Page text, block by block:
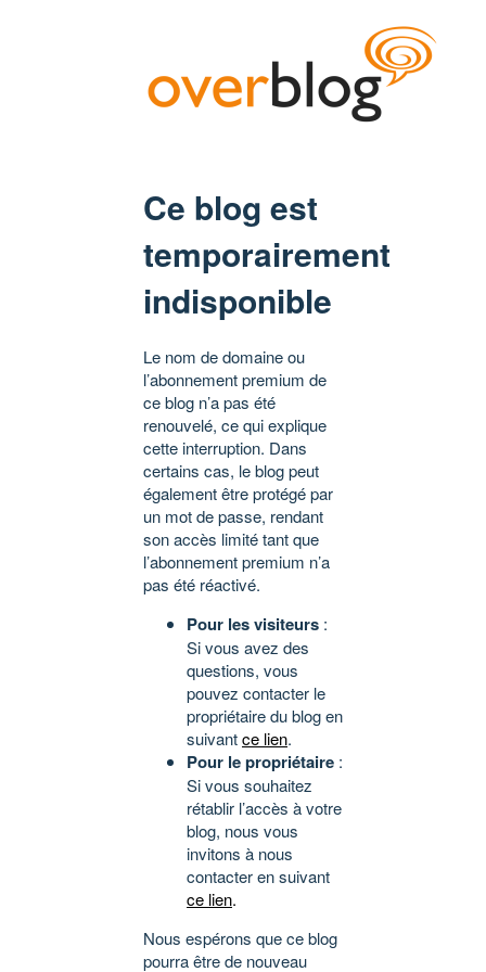
Ce blog est
temporairement
indisponible
Le nom de domaine ou
l’abonnement premium de
ce blog n’a pas été
renouvelé, ce qui explique
cette interruption. Dans
certains cas, le blog peut
également être protégé par
un mot de passe, rendant
son accès limité tant que
l’abonnement premium n’a
pas été réactivé.
Pour les visiteurs :
Si vous avez des
questions, vous
pouvez contacter le
propriétaire du blog en
suivantce lien.
Pour le propriétaire :
Si vous souhaitez
rétablir l’accès à votre
blog, nous vous
invitons à nous
contacter en suivant
ce lien.
Nous espérons que ce blog
pourra être de nouveau